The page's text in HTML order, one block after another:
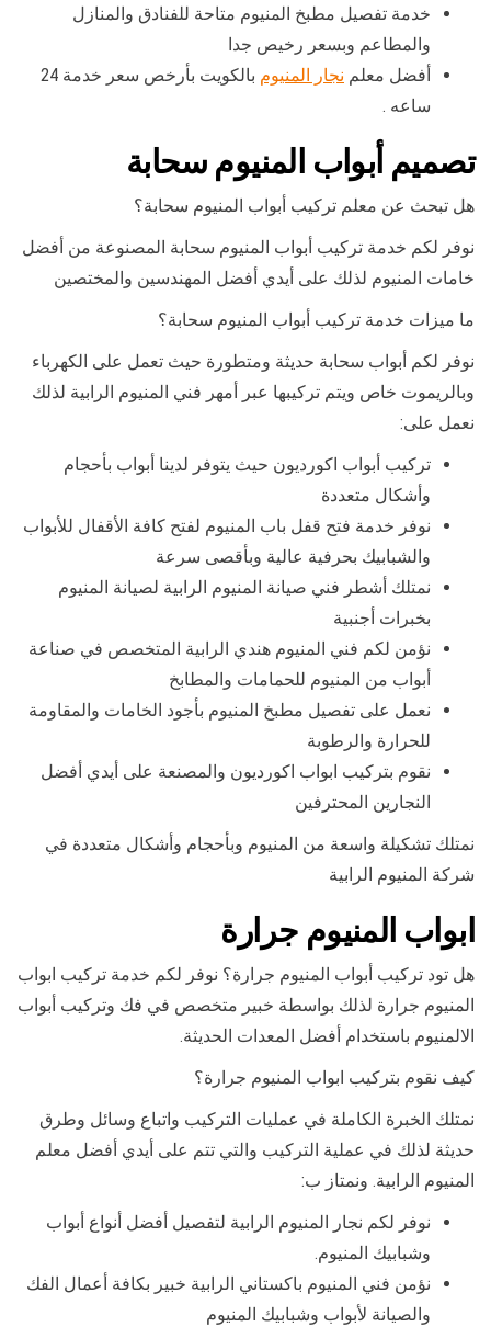
خدمة تفصيل مطبخ المنيوم متاحة للفنادق والمنازل
والمطاعم وبسعر رخيص جدا
أفضل معلم نجار المنيوم
بالكويت بأرخص سعر خدمة 24
ساعه .
تصميم أبواب المنيوم سحابة
هل تبحث عن معلم تركيب أبواب المنيوم سحابة؟
نوفر لكم خدمة تركيب أبواب المنيوم سحابة المصنوعة من أفضل
خامات المنيوم لذلك على أيدي أفضل المهندسين والمختصين
ما ميزات خدمة تركيب أبواب المنيوم سحابة؟
نوفر لكم أبواب سحابة حديثة ومتطورة حيث تعمل على الكهرباء
وبالريموت خاص ويتم تركيبها عبر أمهر فني المنيوم الرابية لذلك
نعمل على:
تركيب أبواب اكورديون حيث يتوفر لدينا أبواب بأحجام
وأشكال متعددة
نوفر خدمة فتح قفل باب المنيوم لفتح كافة الأقفال للأبواب
والشبابيك بحرفية عالية وبأقصى سرعة
نمتلك أشطر فني صيانة المنيوم الرابية لصيانة المنيوم
بخبرات أجنبية
نؤمن لكم فني المنيوم هندي الرابية المتخصص في صناعة
أبواب من المنيوم للحمامات والمطابخ
نعمل على تفصيل مطبخ المنيوم بأجود الخامات والمقاومة
للحرارة والرطوبة
نقوم بتركيب ابواب اكورديون والمصنعة على أيدي أفضل
النجارين المحترفين
نمتلك تشكيلة واسعة من المنيوم وبأحجام وأشكال متعددة في
شركة المنيوم الرابية
ابواب المنيوم جرارة
هل تود تركيب أبواب المنيوم جرارة؟ نوفر لكم خدمة تركيب ابواب
المنيوم جرارة لذلك بواسطة خبير متخصص في فك وتركيب أبواب
الالمنيوم باستخدام أفضل المعدات الحديثة.
كيف نقوم بتركيب ابواب المنيوم جرارة؟
نمتلك الخبرة الكاملة في عمليات التركيب واتباع وسائل وطرق
حديثة لذلك في عملية التركيب والتي تتم على أيدي أفضل معلم
المنيوم الرابية. ونمتاز ب:
نوفر لكم نجار المنيوم الرابية لتفصيل أفضل أنواع أبواب
وشبابيك المنيوم.
نؤمن فني المنيوم باكستاني الرابية خبير بكافة أعمال الفك
والصيانة لأبواب وشبابيك المنيوم